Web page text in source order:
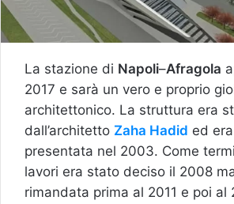
La stazione di Napoli–Afragola
2017 e sarà un vero e proprio
architettonico. La struttura era
dall’architetto Zaha Hadid ed
presentata nel 2003. Come
lavori era stato deciso il 2008
rimandata prima al 2011 e poi al